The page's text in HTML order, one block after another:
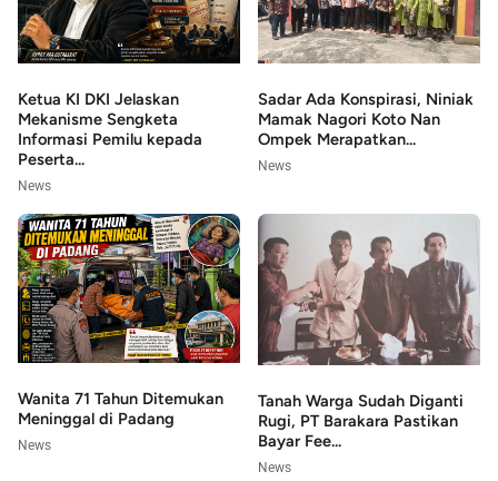
Ketua KI DKI Jelaskan
Mekanisme Sengketa
Informasi Pemilu kepada
Peserta...
News
Sadar Ada Konspirasi, Niniak
Mamak Nagori Koto Nan
Ompek Merapatkan...
News
Wanita 71 Tahun Ditemukan
Meninggal di Padang
News
Tanah Warga Sudah Diganti
Rugi, PT Barakara Pastikan
Bayar Fee...
News